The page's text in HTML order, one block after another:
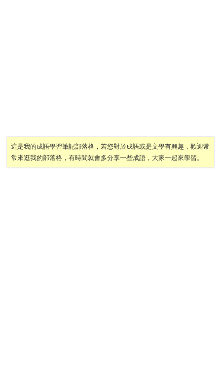
這是我的成語學習筆記部落格，若您對於成語或是文學有興趣，歡迎常
常來逛我的部落格，有時間就會多分享一些成語，大家一起來學習。